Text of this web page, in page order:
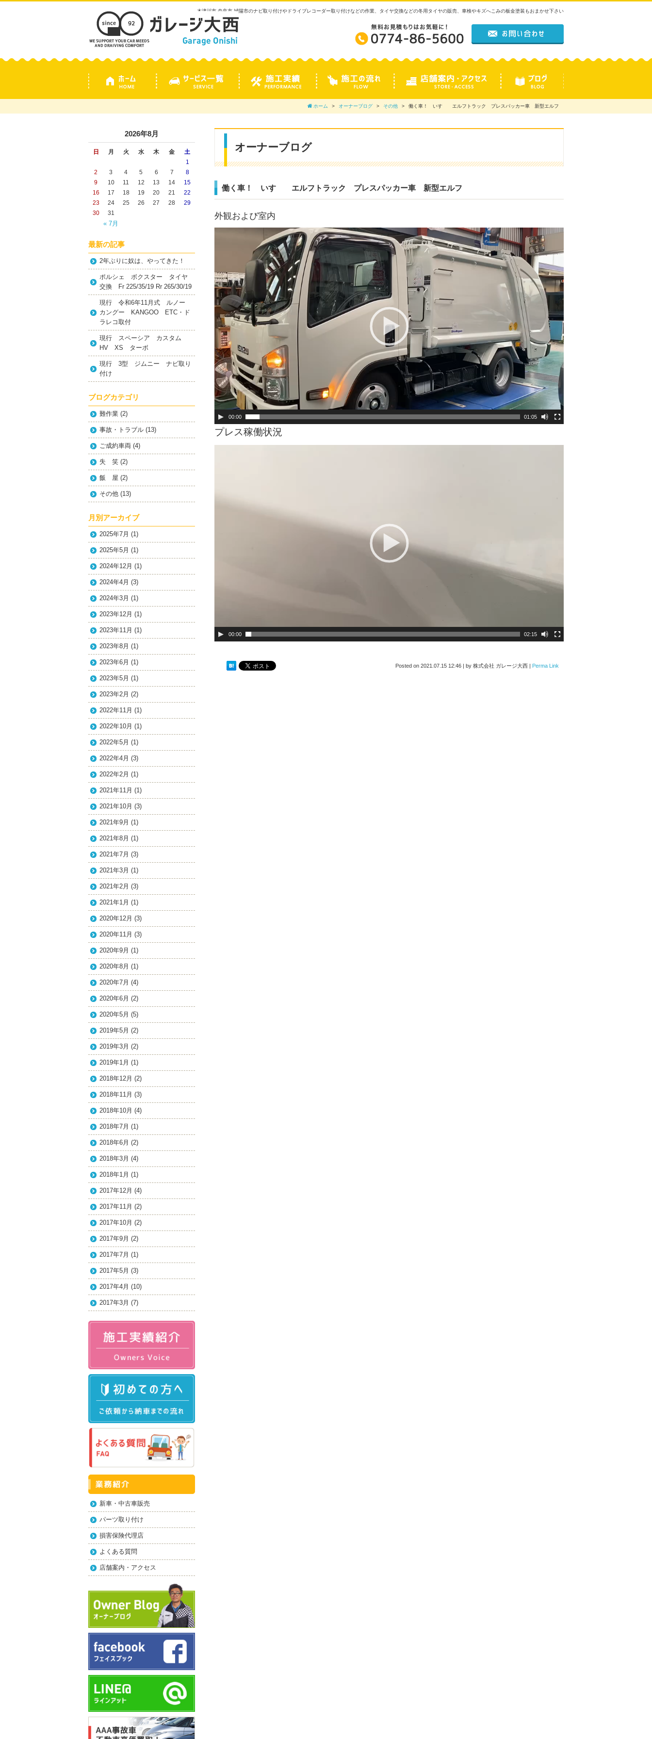
木津川市 奈良市 城陽市のナビ取り付けやドライブレコーダー取り付けなどの作業、タイヤ交換などの冬用タイヤの販売、車検やキズへこみの板金塗装もおまかせ下さい
ホーム オーナーブログ その他 働く車！ いすゞ エルフトラック プレスパッカー車 新型エルフ
オーナーブログ
働く車！ いすゞ エルフトラック プレスパッカー車 新型エルフ
外観および室内
ー
ヤ
ー
00:00 01:05
プレス稼働状況
00:00 02:15
Posted on 2021.07.15 12:46 | by 株式会社 ガレージ大西 | Perma Link
2026年8月
日 月 火 水 木 金 土
« 7月
1
2
3 4 5 6 7
8
9
10 11 12 13 14
15
16
17 18 19 20 21
22
23
24 25 26 27 28
29
30
31
最新の記事
2年ぶりに奴は、やってきた！
ポルシェ ボクスター タイヤ
交換 Fr 225/35/19 Rr 265/30/19
現行 令和6年11月式 ルノー
カングー KANGOO ETC・ド
ラレコ取付
現行 スペーシア カスタム
HV XS ターボ
現行 3型 ジムニー ナビ取り
付け
ブログカテゴリ
難作業 (2)
事故・トラブル (13)
ご成約車両 (4)
失 笑 (2)
飯 屋 (2)
その他 (13)
月別アーカイブ
2025年7月 (1)
2025年5月 (1)
2024年12月 (1)
2024年4月 (3)
2024年3月 (1)
2023年12月 (1)
2023年11月 (1)
2023年8月 (1)
2023年6月 (1)
2023年5月 (1)
2023年2月 (2)
2022年11月 (1)
2022年10月 (1)
2022年5月 (1)
2022年4月 (3)
2022年2月 (1)
2021年11月 (1)
2021年10月 (3)
2021年9月 (1)
2021年8月 (1)
2021年7月 (3)
2021年3月 (1)
2021年2月 (3)
2021年1月 (1)
2020年12月 (3)
2020年11月 (3)
2020年9月 (1)
2020年8月 (1)
2020年7月 (4)
2020年6月 (2)
2020年5月 (5)
2019年5月 (2)
2019年3月 (2)
2019年1月 (1)
2018年12月 (2)
2018年11月 (3)
2018年10月 (4)
2018年7月 (1)
2018年6月 (2)
2018年3月 (4)
2018年1月 (1)
2017年12月 (4)
2017年11月 (2)
2017年10月 (2)
2017年9月 (2)
2017年7月 (1)
2017年5月 (3)
2017年4月 (10)
2017年3月 (7)
新車・中古車販売
パーツ取り付け
損害保険代理店
よくある質問
店舗案内・アクセス